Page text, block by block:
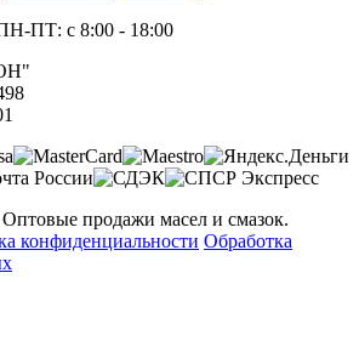
ПТ: с 8:00 - 18:00
продажи масел и смазок.
конфиденциальности Обработка